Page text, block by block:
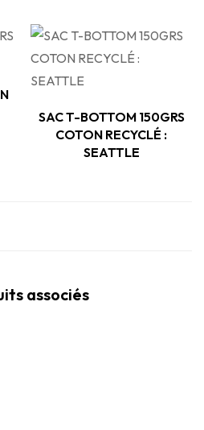
SAC T-BOTTOM 150GRS
COTON RECYCLÉ :
SEATTLE
associés